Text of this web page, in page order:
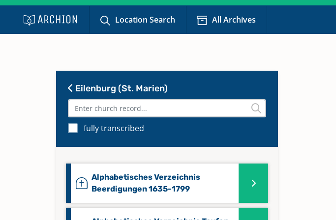
Location Search All Archives
Eilenburg (St. Marien)
fully transcribed
Alphabetisches Verzeichnis
Beerdigungen 1635-1799